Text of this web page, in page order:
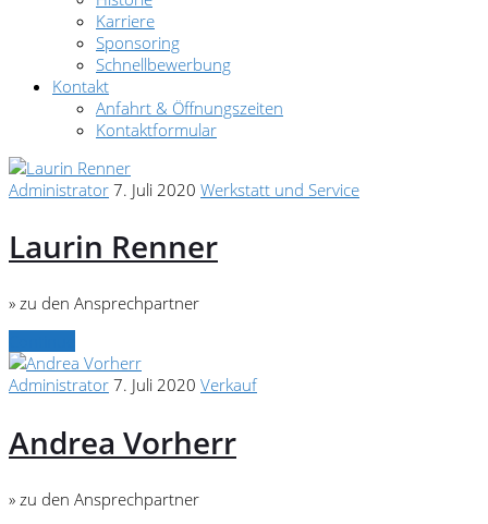
Karriere
Sponsoring
Schnellbewerbung
Kontakt
Anfahrt & Öffnungszeiten
Kontaktformular
Administrator 7. Juli 2020 Werkstatt und Service
Laurin Renner
» zu den Ansprechpartner
Administrator 7. Juli 2020 Verkauf
Andrea Vorherr
» zu den Ansprechpartner